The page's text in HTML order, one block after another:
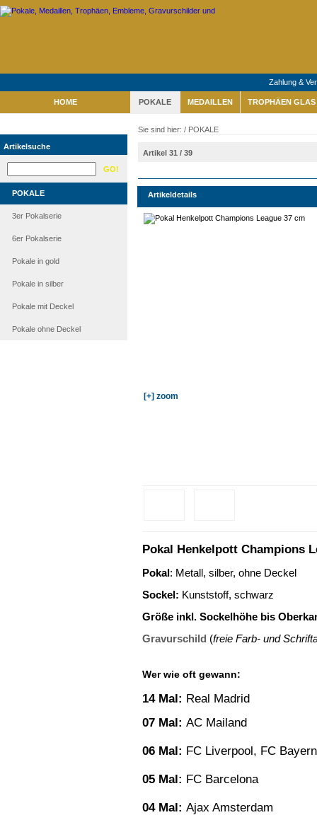
Zahlung &
HOME POKALE MEDAILLEN TROPHÄEN GLAS
Artikelsuche
POKALE
3er Pokalserie
6er Pokalserie
Pokale in gold
Pokale in silber
Pokale mit Deckel
Pokale ohne Deckel
Sie sind hier: / POKALE
Artikel 31 / 39
Artikeldetails
[+] zoom
Pokal Henkelpott Champions
Pokal: Metall, silber, ohne Deckel
Sockel: Kunststoff, schwarz
Größe inkl. Sockelhöhe bis
Gravurschild (freie Farb- und
Wer wie oft gewann:
14 Mal: Real Madrid
07 Mal: AC Mailand
06 Mal: FC Liverpool, FC
05 Mal: FC Barcelona
04 Mal: Ajax Amsterdam